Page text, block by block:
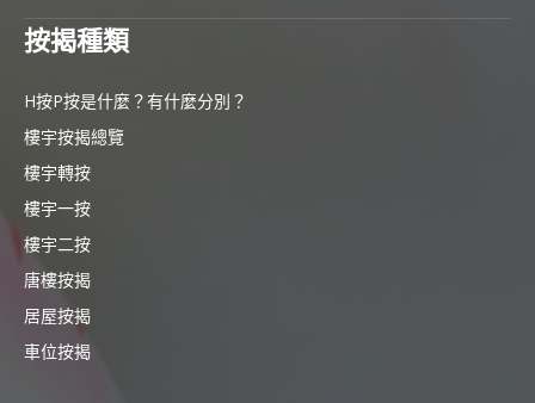
按揭種類
H按P按是什麼？有什麼分別？
樓宇按揭總覽
樓宇轉按
樓宇一按
樓宇二按
唐樓按揭
居屋按揭
車位按揭